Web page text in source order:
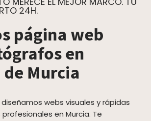
24H.
página web
en
Murcia
diseñamos webs visuales y rápidas
en Murcia. Te